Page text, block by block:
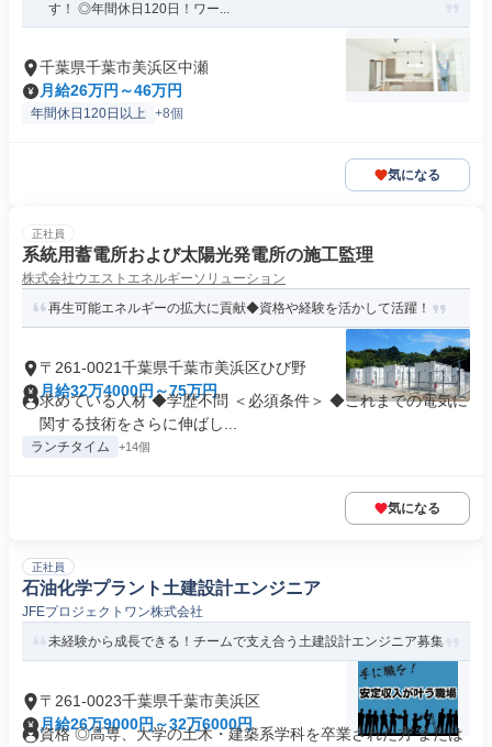
す！ ◎年間休日120日！ワー...
千葉県千葉市美浜区中瀬
月給26万円～46万円
年間休日120日以上 +8個
気になる
正社員
系統用蓄電所および太陽光発電所の施工監理
株式会社ウエストエネルギーソリューション
再生可能エネルギーの拡大に貢献◆資格や経験を活かして活躍！
〒261-0021千葉県千葉市美浜区ひび野
月給32万4000円～75万円
求めている人材 ◆学歴不問 ＜必須条件＞ ◆これまでの電気に
関する技術をさらに伸ばし...
ランチタイム +14個
気になる
正社員
石油化学プラント土建設計エンジニア
JFEプロジェクトワン株式会社
未経験から成長できる！チームで支え合う土建設計エンジニア募集
〒261-0023千葉県千葉市美浜区
月給26万9000円～32万6000円
資格 ◎高専、大学の土木・建築系学科を卒業された方 または